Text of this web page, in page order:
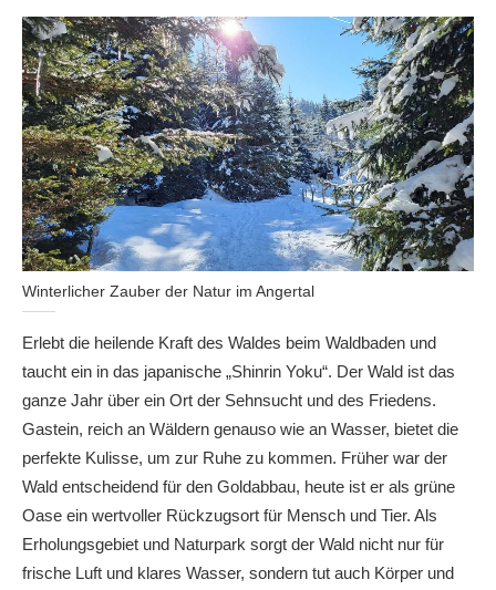
Winterlicher Zauber der Natur im Angertal
Erlebt die heilende Kraft des Waldes beim Waldbaden und
taucht ein in das japanische „Shinrin Yoku“. Der Wald ist das
ganze Jahr über ein Ort der Sehnsucht und des Friedens.
Gastein, reich an Wäldern genauso wie an Wasser, bietet die
perfekte Kulisse, um zur Ruhe zu kommen. Früher war der
Wald entscheidend für den Goldabbau, heute ist er als grüne
Oase ein wertvoller Rückzugsort für Mensch und Tier. Als
Erholungsgebiet und Naturpark sorgt der Wald nicht nur für
frische Luft und klares Wasser, sondern tut auch Körper und